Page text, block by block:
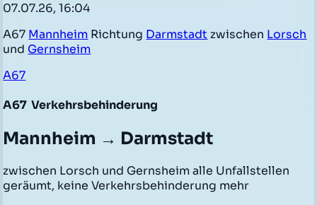
07.07.26, 16:04
A67 Mannheim Richtung Darmstadt zwischen Lorsch
und Gernsheim
A67
A67 Verkehrsbehinderung
Mannheim → Darmstadt
zwischen Lorsch und Gernsheim alle Unfallstellen
geräumt, keine Verkehrsbehinderung mehr